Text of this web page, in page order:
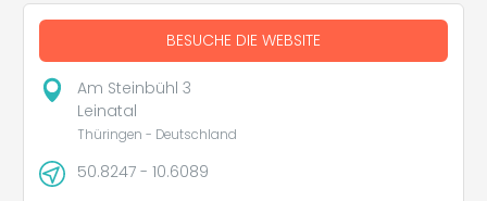
BESUCHE DIE WEBSITE
Am Steinbühl 3
Leinatal
Thüringen - Deutschland
50.8247 - 10.6089